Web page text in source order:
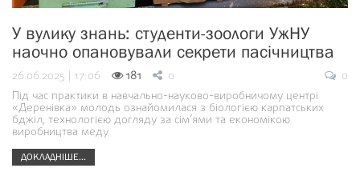
У вулику знань: студенти-зоологи УжНУ
наочно опановували секрети пасічництва
26.06.2025 | 17:06 181 0
0
Під час практики в навчально-науково-виробничому центрі
«Деренівка» молодь ознайомилася з біологією карпатських
бджіл, технологією догляду за сім’ями та економікою
виробництва меду
ДОКЛАДНІШЕ...